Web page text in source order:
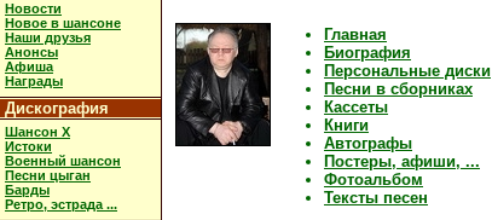
Новости
Новое в шансоне
Наши друзья
Анонсы
Афиша
Награды
Дискография
Шансон X
Истоки
Военный шансон
Песни цыган
Барды
Ретро, эстрада ...
Главная
Биография
Персональные диски
Песни в сборниках
Кассеты
Книги
Автографы
Постеры, афиши, ...
Фотоальбом
Тексты песен